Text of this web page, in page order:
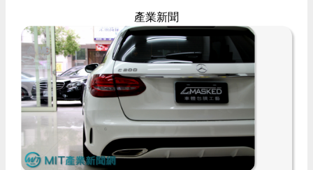
產業新聞